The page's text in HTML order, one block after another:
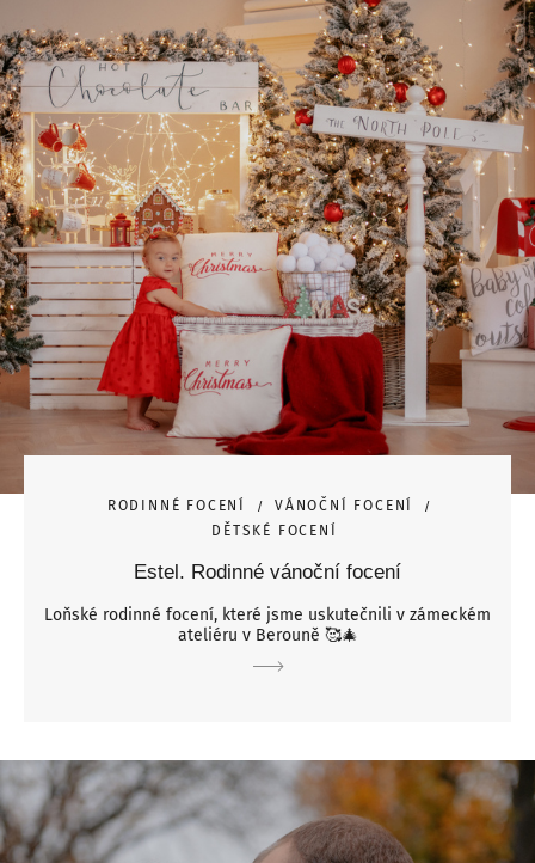
RODINNÉ FOCENÍ
VÁNOČNÍ FOCENÍ
DĚTSKÉ FOCENÍ
Estel. Rodinné vánoční focení
Loňské rodinné focení, které jsme uskutečnili v zámeckém
ateliéru v Berouně 🥰🎄